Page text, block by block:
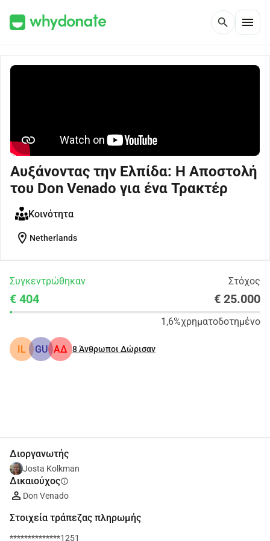
search menu
Αυξάνοντας την Ελπίδα: Η Αποστολή
του Don Venado για ένα Τρακτέρ
Κοινότητα
location_on Netherlands
Συγκεντρώθηκαν Στόχος
€ 404 € 25.000
1,6%χρηματοδοτημένο
IL GU ΑΔ 8Άνθρωποι Δώρισαν
Διοργανωτής
Josta Kolkman
Δικαιούχοςinfo
Don Venado
Στοιχεία τράπεζας πληρωμής
**************1251